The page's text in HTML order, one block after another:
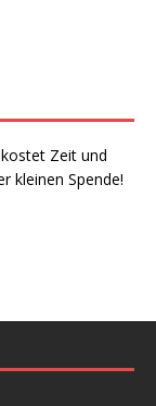
Zeit und
kleinen Spende!